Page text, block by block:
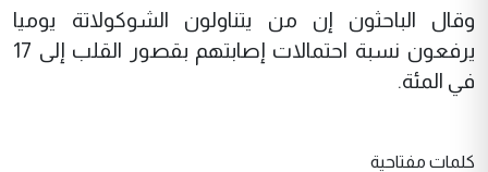
وقال الباحثون إن من يتناولون الشوكولاتة يوميا
يرفعون نسبة احتمالات إصابتهم بقصور القلب إلى 17
في المئة.
كلمات مفتاحية